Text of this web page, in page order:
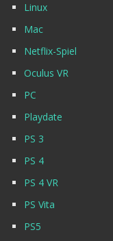
Linux
Mac
Netflix-Spiel
Oculus VR
PC
Playdate
PS 3
PS 4
PS 4 VR
PS Vita
PS5